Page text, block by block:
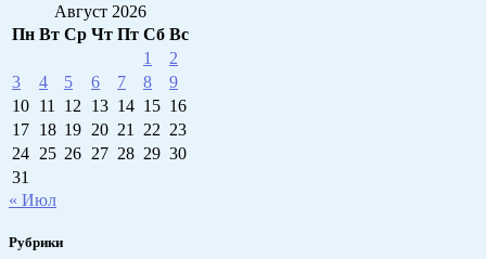
Август 2026
Пн Вт Ср Чт Пт Сб Вс
1
2
3
4 5 6 7 8
9
10 11 12 13 14 15 16
17 18 19 20 21 22 23
24 25 26 27 28 29 30
31
« Июл
Рубрики